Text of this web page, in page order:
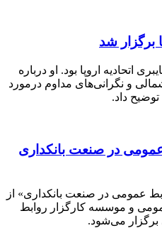
برگزار شد
اتحادیه اروپا بود. او درباره
و نگرانی‌های مداوم درمورد
داد.
در صنعت بانکداری
عمومی در صنعت بانکداری» از
و موسسه کارگزار روابط
می‌شود.